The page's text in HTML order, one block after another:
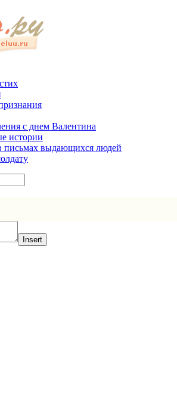
с днем Валентина
истории
письмах выдающихся людей
Insert